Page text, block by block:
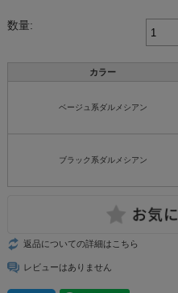
数量:
カラー
ベージュ系ダルメシアン
ブラック系ダルメシアン
返品についての詳細はこちら
レビューはありません